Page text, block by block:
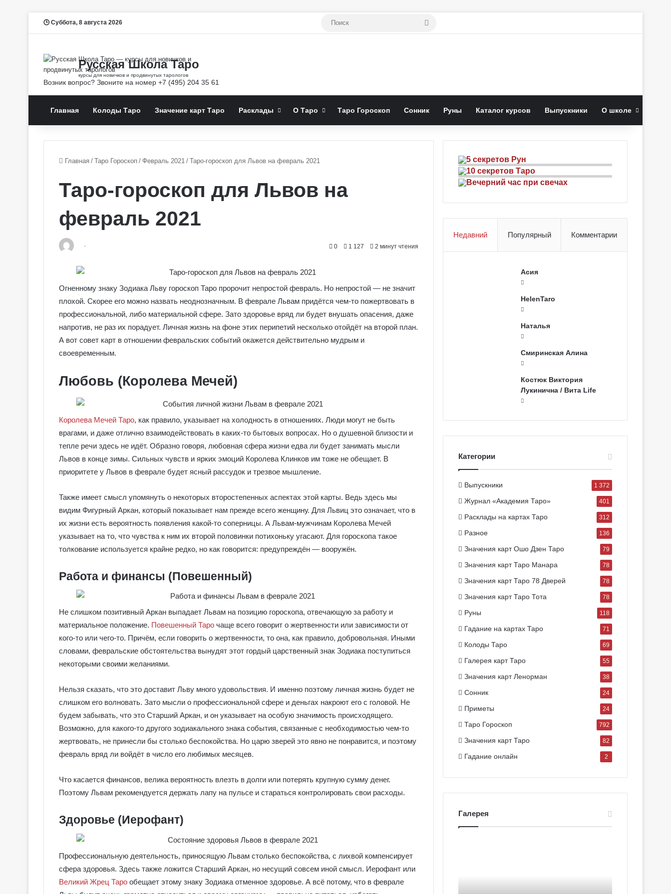
Суббота, 8 августа 2026
Главная Колоды Таро Значение карт Таро Расклады О Таро Таро Гороскоп Сонник Руны Каталог курсов Выпускники О школе
Главная / Таро Гороскоп / Февраль 2021 / Таро-гороскоп для Львов на февраль 2021
Таро-гороскоп для Львов на
февраль 2021
0 1 127 2 минут чтения
Огненному знаку Зодиака Льву гороскоп Таро пророчит непростой февраль. Но непростой ― не значит
плохой. Скорее его можно назвать неоднозначным. В феврале Львам придётся чем-то пожертвовать в
профессиональной, либо материальной сфере. Зато здоровье вряд ли будет внушать опасения, даже
напротив, не раз их порадует. Личная жизнь на фоне этих перипетий несколько отойдёт на второй план.
А вот совет карт в отношении февральских событий окажется действительно мудрым и
своевременным.
Любовь (Королева Мечей)
Королева Мечей Таро, как правило, указывает на холодность в отношениях. Люди могут не быть
врагами, и даже отлично взаимодействовать в каких-то бытовых вопросах. Но о душевной близости и
тепле речи здесь не идёт. Образно говоря, любовная сфера жизни едва ли будет занимать мысли
Львов в конце зимы. Сильных чувств и ярких эмоций Королева Клинков им тоже не обещает. В
приоритете у Львов в феврале будет ясный рассудок и трезвое мышление.
Также имеет смысл упомянуть о некоторых второстепенных аспектах этой карты. Ведь здесь мы
видим Фигурный Аркан, который показывает нам прежде всего женщину. Для Львиц это означает, что в
их жизни есть вероятность появления какой-то соперницы. А Львам-мужчинам Королева Мечей
указывает на то, что чувства к ним их второй половинки потихоньку угасают. Для гороскопа такое
толкование используется крайне редко, но как говорится: предупреждён ― вооружён.
Работа и финансы (Повешенный)
Не слишком позитивный Аркан выпадает Львам на позицию гороскопа, отвечающую за работу и
материальное положение. Повешенный Таро чаще всего говорит о жертвенности или зависимости от
кого-то или чего-то. Причём, если говорить о жертвенности, то она, как правило, добровольная. Иными
словами, февральские обстоятельства вынудят этот гордый царственный знак Зодиака поступиться
некоторыми своими желаниями.
Нельзя сказать, что это доставит Льву много удовольствия. И именно поэтому личная жизнь будет не
слишком его волновать. Зато мысли о профессиональной сфере и деньгах накроют его с головой. Не
будем забывать, что это Старший Аркан, и он указывает на особую значимость происходящего.
Возможно, для какого-то другого зодиакального знака события, связанные с необходимостью чем-то
жертвовать, не принесли бы столько беспокойства. Но царю зверей это явно не понравится, и поэтому
февраль вряд ли войдёт в число его любимых месяцев.
Что касается финансов, велика вероятность влезть в долги или потерять крупную сумму денег.
Поэтому Львам рекомендуется держать лапу на пульсе и стараться контролировать свои расходы.
Здоровье (Иерофант)
Профессиональную деятельность, приносящую Львам столько беспокойства, с лихвой компенсирует
сфера здоровья. Здесь также ложится Старший Аркан, но несущий совсем иной смысл. Иерофант или
Великий Жрец Таро обещает этому знаку Зодиака отменное здоровье. А всё потому, что в феврале
Недавний Популярный Комментарии
Асия
HelenTaro
Наталья
Смиринская Алина
Костюк Виктория
Лукинична / Вита Life
Категории
Выпускники 1 372
Журнал «Академия Таро» 401
Расклады на картах Таро 312
Разное 136
Значения карт Ошо Дзен Таро 79
Значения карт Таро Манара 78
Значения карт Таро 78 Дверей 78
Значения карт Таро Тота 78
Руны 118
Гадание на картах Таро 71
Колоды Таро 69
Галерея карт Таро 55
Значения карт Ленорман 38
Сонник 24
Приметы 24
Таро Гороскоп 792
Значения карт Таро 82
Гадание онлайн 2
Галерея
а
е
р
Г
а
е
р